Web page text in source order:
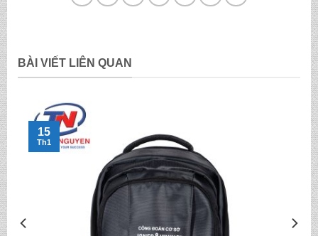
BÀI VIẾT LIÊN QUAN
15
Th1